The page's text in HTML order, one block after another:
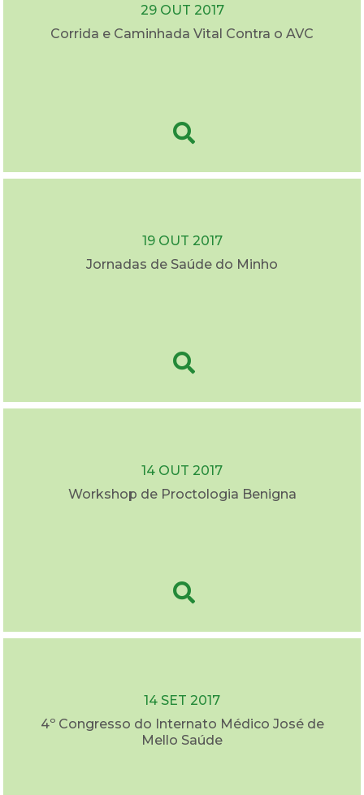
29 OUT 2017
Corrida e Caminhada Vital Contra o AVC
19 OUT 2017
Jornadas de Saúde do Minho
14 OUT 2017
Workshop de Proctologia Benigna
14 SET 2017
4º Congresso do Internato Médico José de
Mello Saúde